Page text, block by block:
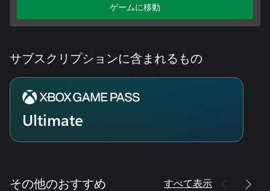
ゲームに移動
サブスクリプションに含まれるもの
Ultimate
その他のおすすめ すべて表示